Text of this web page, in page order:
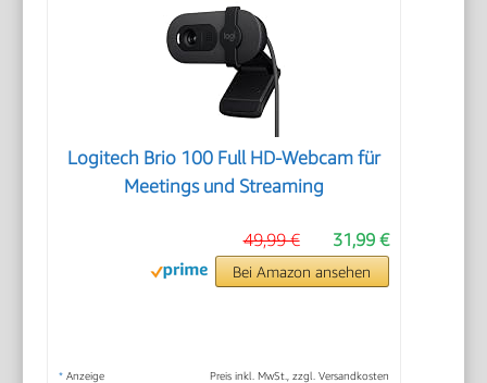
Logitech Brio 100 Full HD-Webcam für
Meetings und Streaming
31,99 €
49,99 €
Bei Amazon ansehen
* Anzeige Preis inkl. MwSt., zzgl. Versandkosten